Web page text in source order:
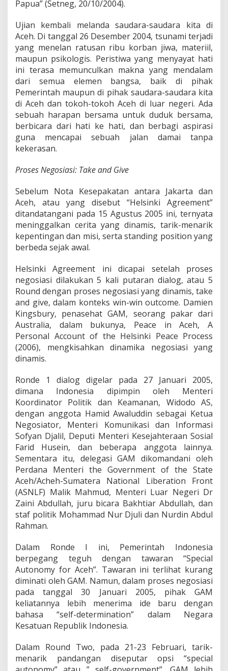
Papua” (Setneg, 20/10/2004).
Ujian kembali melanda saudara-saudara kita di
Aceh. Di tanggal 26 Desember 2004, tsunami terjadi
yang menelan ratusan ribu korban jiwa, materiil,
maupun psikologis. Peristiwa yang menyayat hati
ini terasa memunculkan makna yang mendalam
dari semua elemen bangsa, baik di pihak
Pemerintah maupun di pihak saudara-saudara kita
di Aceh dan tokoh-tokoh Aceh di luar negeri. Ada
sebuah harapan bersama untuk duduk bersama,
berbicara dari hati ke hati, dan berbagi aspirasi
guna mencapai sebuah jalan damai tanpa
kekerasan.
Proses Negosiasi: Take and Give
Sebelum Nota Kesepakatan antara Jakarta dan
Aceh, atau yang disebut “Helsinki Agreement”
ditandatangani pada 15 Agustus 2005 ini, ternyata
meninggalkan cerita yang dinamis, tarik-menarik
kepentingan dan misi, serta standing position yang
berbeda sejak awal.
Helsinki Agreement ini dicapai setelah proses
negosiasi dilakukan 5 kali putaran dialog, atau 5
Round dengan proses negosiasi yang dinamis, take
and give, dalam konteks win-win outcome. Damien
Kingsbury, penasehat GAM, seorang pakar dari
Australia, dalam bukunya, Peace in Aceh, A
Personal Account of the Helsinki Peace Process
(2006), mengkisahkan dinamika negosiasi yang
dinamis.
Ronde 1 dialog digelar pada 27 Januari 2005,
dimana Indonesia dipimpin oleh Menteri
Koordinator Politik dan Keamanan, Widodo AS,
dengan anggota Hamid Awaluddin sebagai Ketua
Negosiator, Menteri Komunikasi dan Informasi
Sofyan Djalil, Deputi Menteri Kesejahteraan Sosial
Farid Husein, dan beberapa anggota lainnya.
Sementara itu, delegasi GAM dikomandani oleh
Perdana Menteri the Government of the State
Aceh/Acheh-Sumatera National Liberation Front
(ASNLF) Malik Mahmud, Menteri Luar Negeri Dr
Zaini Abdullah, juru bicara Bakhtiar Abdullah, dan
staf politik Mohammad Nur Djuli dan Nurdin Abdul
Rahman.
Dalam Ronde I ini, Pemerintah Indonesia
berpegang teguh dengan tawaran “Special
Autonomy for Aceh”. Tawaran ini terlihat kurang
diminati oleh GAM. Namun, dalam proses negosiasi
pada tanggal 30 Januari 2005, pihak GAM
keliatannya lebih menerima ide baru dengan
bahasa “self-determination” dalam Negara
Kesatuan Republik Indonesia.
Dalam Round Two, pada 21-23 Februari, tarik-
menarik pandangan diseputar opsi “special